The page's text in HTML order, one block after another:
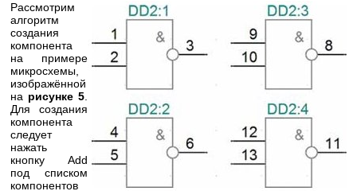
Рассмотрим
алгоритм
создания
компонента
на примере
микросхемы,
изображённой
на рисунке 5.
Для создания
компонента
следует
нажать
кнопку Add
под списком
компонентов